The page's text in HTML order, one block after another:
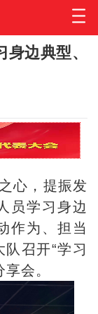
边典型、
心，提振发
员学习身边
作为、担当
召开“学习
会。